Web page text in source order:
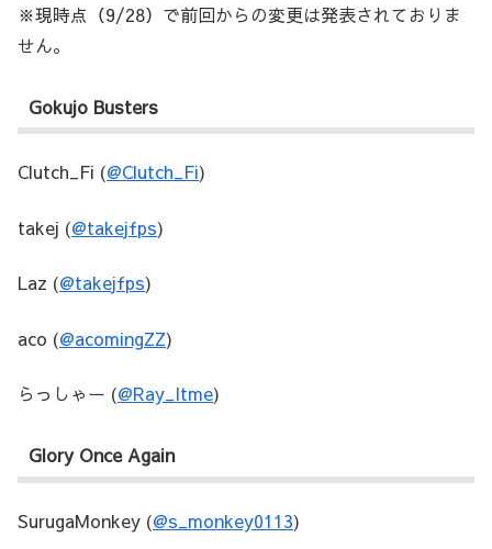
※現時点（9/28）で前回からの変更は発表されておりま
せん。
Gokujo Busters
Clutch_Fi (@Clutch_Fi)
takej (@takejfps)
Laz (@takejfps)
aco (@acomingZZ)
らっしゃー (@Ray_Itme)
Glory Once Again
SurugaMonkey (@s_monkey0113)